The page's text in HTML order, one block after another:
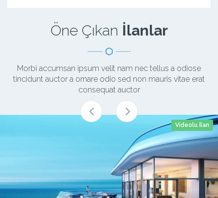
Öne Çıkan İlanlar
Morbi accumsan ipsum velit nam nec tellus a odiose
tincidunt auctor a ornare odio sed non mauris vitae erat
consequat auctor
m² Kat
Videolu İlan